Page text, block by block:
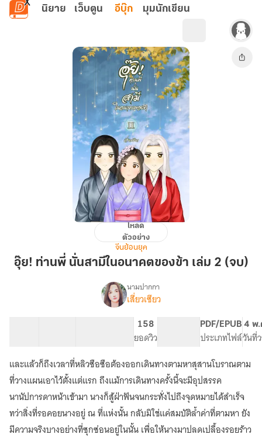
ข้ามไปยังเนื้อหาหลัก
นิยาย เว็บตูน อีบุ๊ก มุมนักเขียน
พี่
เล่ม
2
(จบ)
โหลด
ตัวอย่าง
จีนย้อนยุค
อุ๊ย! ท่านพี่ นั่นสามีในอนาคตของข้า เล่ม 2 (จบ)
เรื่อง
ท่าน
พี่
นั่น
สามี
ใน
อนาคต
ของ
ข้า
(จบ
แล้ว
นามปากกา
เสี่ยวเซียว
158
ยอดวิว
PDF/EPUB
ประเภทไฟล์
4 พ.
วันที่
และแล้วก็ถึงเวลาที่หลิวซือซือต้องออกเดินทางตามหาสุสานโบราณตาม
ที่วางแผนเอาไว้ตั้งแต่แรก ถึงแม้การเดินทางครั้งนี้จะมีอุปสรรค
นานัปการดาหน้าเข้ามา นางก็สู้ฝ่าฟันจนกระทั่งไปถึงจุดหมายได้สำเร็จ
ทว่าสิ่งที่รอคอยนางอยู่ ณ ที่แห่งนั้น กลับมิใช่แค่สมบัติล้ำค่าที่ตามหา ยัง
มีความจริงบางอย่างที่ซุกซ่อนอยู่ในนั้น เพื่อให้นางมาปลดเปลื้องรอยร้าว